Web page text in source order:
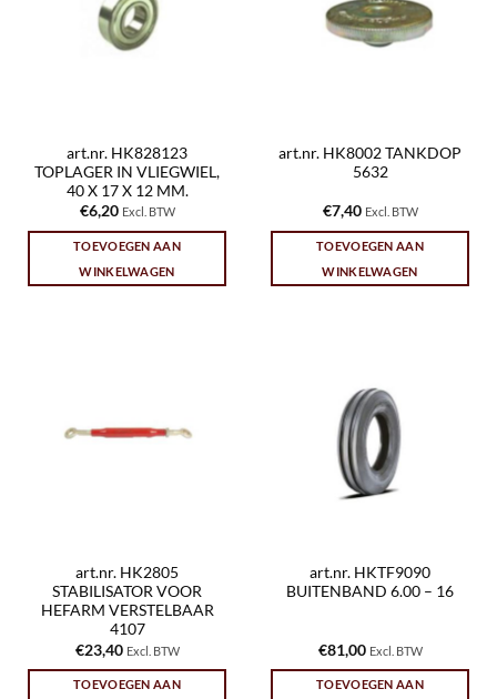
art.nr. HK828123
TOPLAGER IN VLIEGWIEL,
40 X 17 X 12 MM.
€6,20 Excl. BTW
TOEVOEGEN AAN
WINKELWAGEN
art.nr. HK8002 TANKDOP
5632
€7,40 Excl. BTW
TOEVOEGEN AAN
WINKELWAGEN
art.nr. HK2805
STABILISATOR VOOR
HEFARM VERSTELBAAR
4107
€23,40 Excl. BTW
TOEVOEGEN AAN
art.nr. HKTF9090
BUITENBAND 6.00 – 16
€81,00 Excl. BTW
TOEVOEGEN AAN